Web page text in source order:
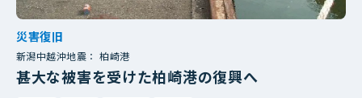
災害復旧
新潟中越沖地震： 柏崎港
甚大な被害を受けた柏崎港の復興へ